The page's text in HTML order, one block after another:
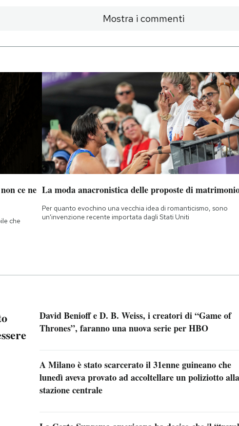
Mostra i commenti
ce ne
che
La moda anacronistica delle proposte di
Per quanto evochino una vecchia idea di romanticismo, sono
un'invenzione recente importata dagli Stati Uniti
David Benioff e D. B. Weiss, i creatori di “Game of
Thrones”, faranno una nuova serie per HBO
A Milano è stato scarcerato il 31enne guineano che
lunedì aveva provato ad accoltellare un poliziotto alla
stazione centrale